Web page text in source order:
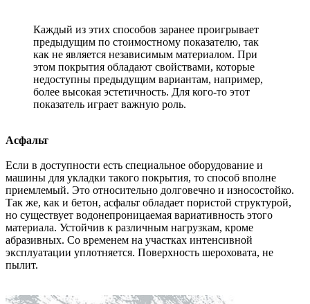
Каждый из этих способов заранее проигрывает
предыдущим по стоимостному показателю, так
как не является независимым материалом. При
этом покрытия обладают свойствами, которые
недоступны предыдущим вариантам, например,
более высокая эстетичность. Для кого-то этот
показатель играет важную роль.
Асфальт
Если в доступности есть специальное оборудование и
машины для укладки такого покрытия, то способ вполне
приемлемый. Это относительно долговечно и износостойко.
Так же, как и бетон, асфальт обладает пористой структурой,
но существует водонепроницаемая вариативность этого
материала. Устойчив к различным нагрузкам, кроме
абразивных. Со временем на участках интенсивной
эксплуатации уплотняется. Поверхность шероховата, не
пылит.